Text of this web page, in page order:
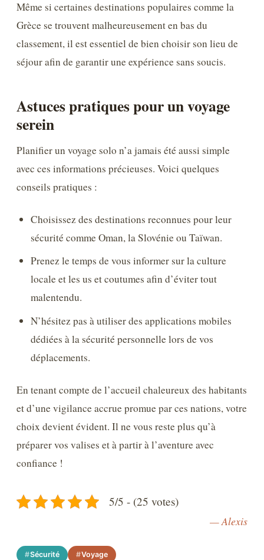
Même si certaines destinations populaires comme la
Grèce se trouvent malheureusement en bas du
classement, il est essentiel de bien choisir son lieu de
séjour afin de garantir une expérience sans soucis.
Astuces pratiques pour un voyage
serein
Planifier un voyage solo n’a jamais été aussi simple
avec ces informations précieuses. Voici quelques
conseils pratiques :
Choisissez des destinations reconnues pour leur
sécurité comme Oman, la Slovénie ou Taïwan.
Prenez le temps de vous informer sur la culture
locale et les us et coutumes afin d’éviter tout
malentendu.
N’hésitez pas à utiliser des applications mobiles
dédiées à la sécurité personnelle lors de vos
déplacements.
En tenant compte de l’accueil chaleureux des habitants
et d’une vigilance accrue promue par ces nations, votre
choix devient évident. Il ne vous reste plus qu’à
préparer vos valises et à partir à l’aventure avec
confiance !
5/5 - (25 votes)
— Alexis
Sécurité Voyage